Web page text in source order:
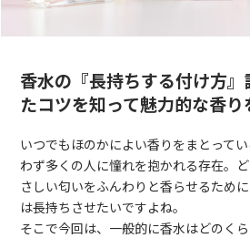
香水の『長持ちする付け方
たコツを知って魅力的な香り
いつでもほのかによい香りをまとって
わず多くの人に憧れを抱かれる存在。
さしい匂いをふんわりと香らせるため
は長持ちさせたいですよね。
そこで今回は、一般的に香水はどのく